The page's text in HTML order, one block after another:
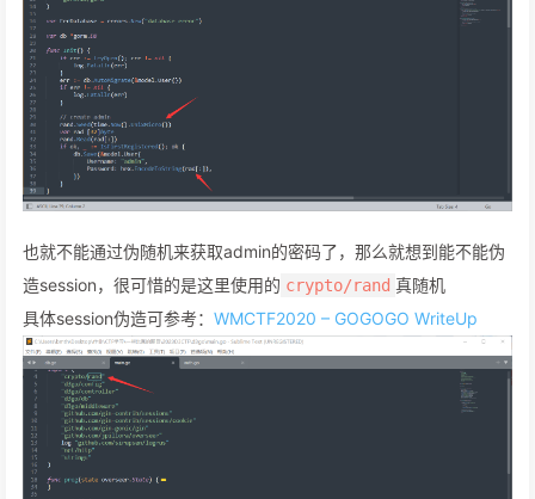
也就不能通过伪随机来获取admin的密码了，那么就想到能不能伪
造session，很可惜的是这里使用的 crypto/rand 真随机
具体session伪造可参考： WMCTF2020 – GOGOGO WriteUp